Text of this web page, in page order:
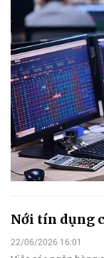
Nới tín dụng
22/06/2026 16:01